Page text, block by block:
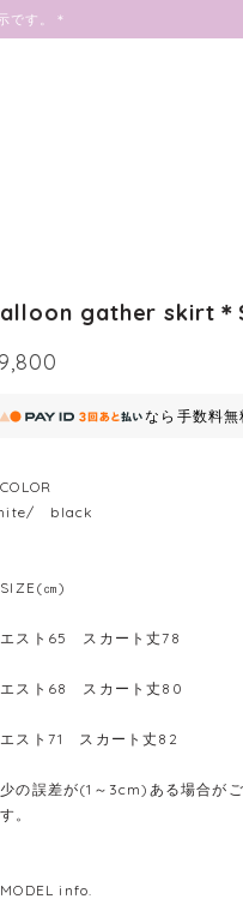
です。＊
gather skirt＊
なら 手数料無
black
㎝)
スト65 スカート丈78
スト68 スカート丈80
スト71 スカート丈82
の誤差が(1～3cm)ある場合が
。
info.